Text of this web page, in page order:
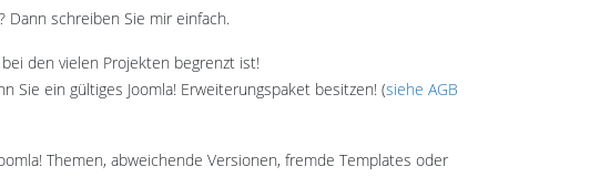
Dann schreiben Sie mir einfach.
den vielen Projekten begrenzt ist!
Sie ein gültiges Joomla! Erweiterungspaket besitzen! (siehe AGB
Themen, abweichende Versionen, fremde Templates oder